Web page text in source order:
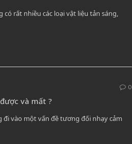
rất nhiều các loại vật liệu tản sáng,
0
và mất ?
đi vào một vấn đề tương đối nhạy cảm